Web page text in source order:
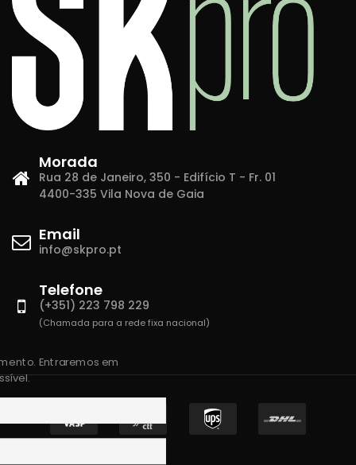
Morada
Rua 28 de Janeiro, 350 - Edifício T - Fr. 01
4400-335 Vila Nova de Gaia
Email
info@skpro.pt
Telefone
(+351) 223 798 229
(Chamada para a rede fixa nacional)
Entraremos em